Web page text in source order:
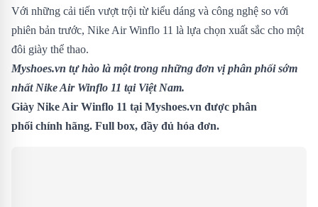
Với những cải tiến vượt trội từ kiểu dáng và công nghệ so với
phiên bản trước, Nike Air Winflo 11 là lựa chọn xuất sắc cho một
đôi giày thể thao.
Myshoes.vn tự hào là một trong những đơn vị phân phối sớm
nhất Nike Air Winflo 11 tại Việt Nam.
Giày Nike Air Winflo 11 tại Myshoes.vn được phân
phối chính hãng. Full box, đầy đủ hóa đơn.